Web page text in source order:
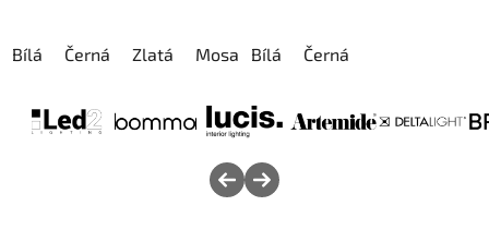
Bílá Černá Zlatá Mosaz Antracit
Bílá Černá